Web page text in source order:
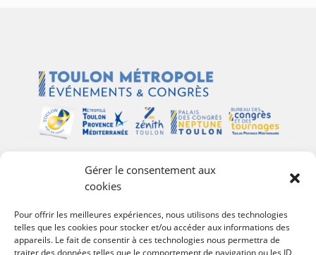
Gérer le consentement aux
cookies
Pour offrir les meilleures expériences, nous utilisons des technologies
telles que les cookies pour stocker et/ou accéder aux informations des
appareils. Le fait de consentir à ces technologies nous permettra de
traiter des données telles que le comportement de navigation ou les ID
Plan du site
Palais des Congrès Neptune
Zénith de Toulon
Bureau des Congrès et des Tournages